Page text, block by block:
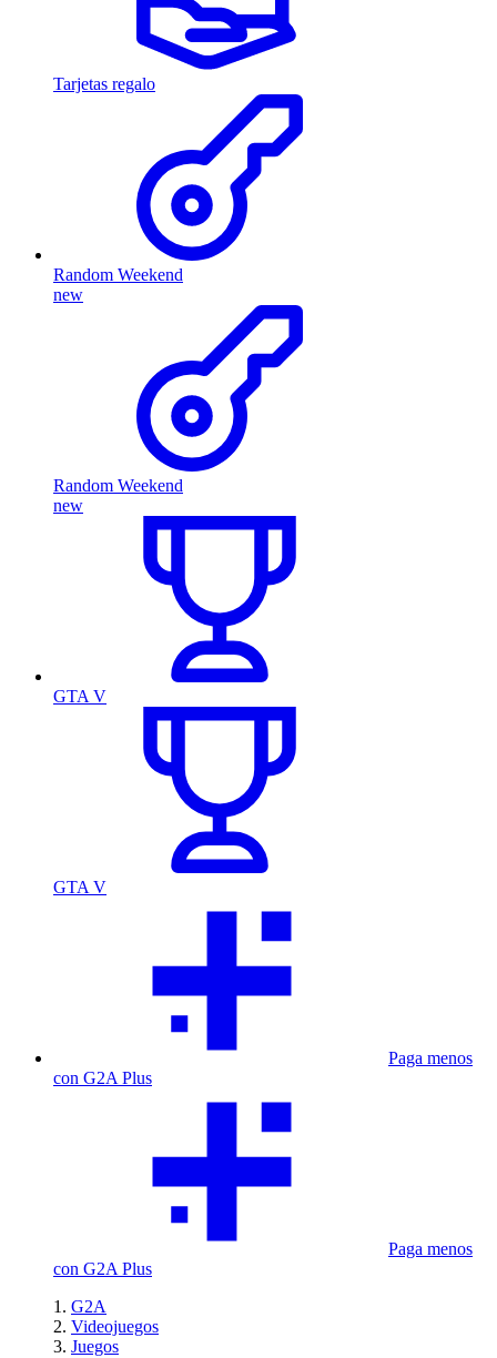
Tarjetas regalo
Random Weekend
new
Random Weekend
new
GTA V
GTA V
Paga menos
con G2A Plus
Paga menos
con G2A Plus
G2A
Videojuegos
Juegos